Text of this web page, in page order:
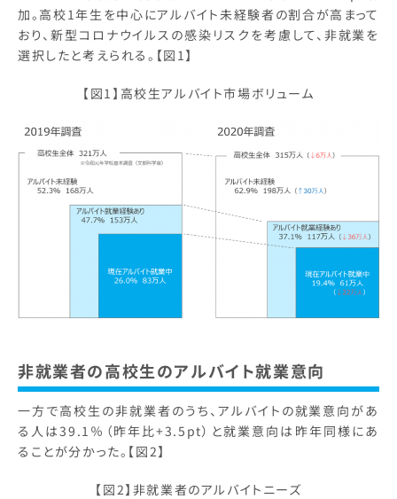
加。高校1年生を中心にアルバイト未経験者の割合が高まって
おり、新型コロナウイルスの感染リスクを考慮して、非就業を
選択したと考えられる。【図1】
【図1】高校生アルバイト市場ボリューム
非就業者の高校生のアルバイト就業意向
一方で高校生の非就業者のうち、アルバイトの就業意向があ
る人は39.1％（昨年比+3.5pt）と就業意向は昨年同様にあ
ることが分かった。【図2】
【図2】非就業者のアルバイトニーズ